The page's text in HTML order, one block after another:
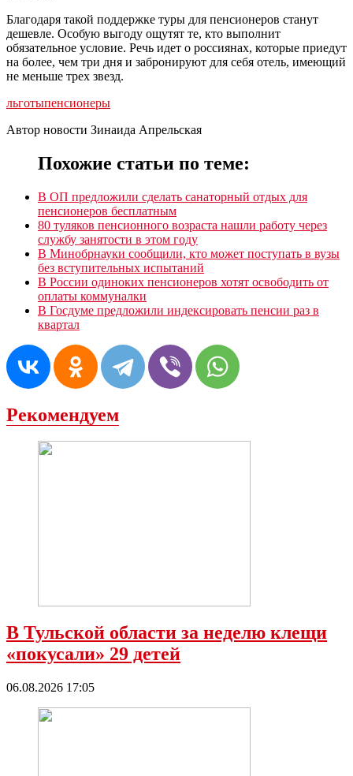
Благодаря такой поддержке туры для пенсионеров станут
дешевле. Особую выгоду ощутят те, кто выполнит
обязательное условие. Речь идет о россиянах, которые приедут
на более, чем три дня и забронируют для себя отель, имеющий
не меньше трех звезд.
льготыпенсионеры
Автор новости Зинаида Апрельская
Похожие статьи по теме:
В ОП предложили сделать санаторный отдых для
пенсионеров бесплатным
80 туляков пенсионного возраста нашли работу через
службу занятости в этом году
В Минобрнауки сообщили, кто может поступать в вузы
без вступительных испытаний
В России одиноких пенсионеров хотят освободить от
оплаты коммуналки
В Госдуме предложили индексировать пенсии раз в
квартал
Рекомендуем
В Тульской области за неделю клещи
«покусали» 29 детей
06.08.2026 17:05